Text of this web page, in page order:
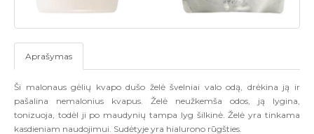
Aprašymas
Ši malonaus gėlių kvapo dušo želė švelniai valo odą, drėkina ją ir
pašalina nemalonius kvapus. Želė neužkemša odos, ją lygina,
tonizuoja, todėl ji po maudynių tampa lyg šilkinė. Želė yra tinkama
kasdieniam naudojimui. Sudėtyje yra hialurono rūgšties.